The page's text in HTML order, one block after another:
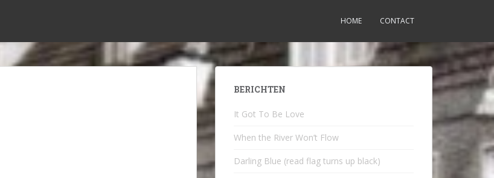
HOME CONTACT
BERICHTEN
It Got To Be Love
When the River Won’t Flow
Darling Blue (read flag turns up black)